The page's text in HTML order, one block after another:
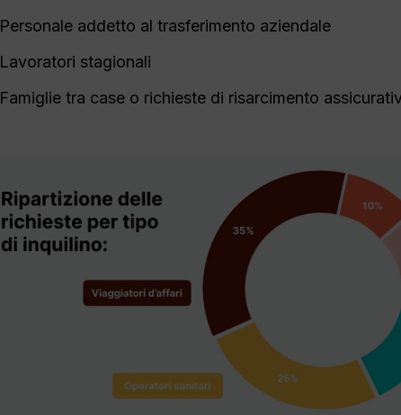
Personale addetto al trasferimento aziendale
Lavoratori stagionali
Famiglie tra case o richieste di risarcimento